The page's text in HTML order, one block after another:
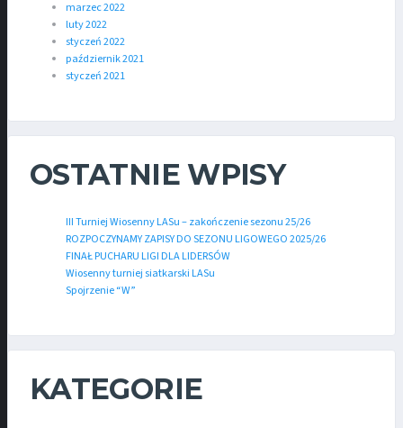
marzec 2022
luty 2022
styczeń 2022
październik 2021
styczeń 2021
OSTATNIE WPISY
III Turniej Wiosenny LASu – zakończenie sezonu 25/26
ROZPOCZYNAMY ZAPISY DO SEZONU LIGOWEGO 2025/26
FINAŁ PUCHARU LIGI DLA LIDERSÓW
Wiosenny turniej siatkarski LASu
Spojrzenie “W”
KATEGORIE